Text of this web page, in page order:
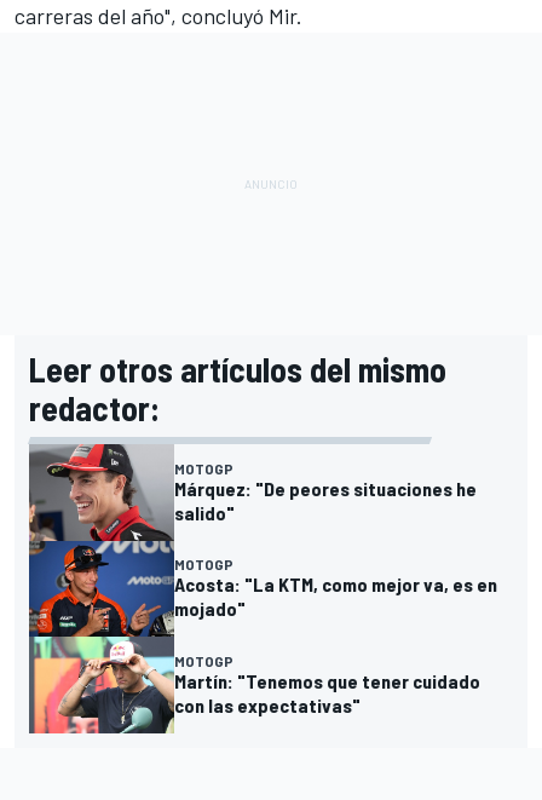
carreras del año", concluyó Mir.
Leer otros artículos del mismo
redactor:
MOTOGP
Márquez: "De peores situaciones he
salido"
MOTOGP
Acosta: "La KTM, como mejor va, es en
mojado"
MOTOGP
Martín: "Tenemos que tener cuidado
con las expectativas"